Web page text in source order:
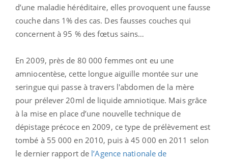
d’une maladie héréditaire, elles provoquent une fausse
couche dans 1% des cas. Des fausses couches qui
concernent à 95 % des fœtus sains…
En 2009, près de 80 000 femmes ont eu une
amniocentèse, cette longue aiguille montée sur une
seringue qui passe à travers l'abdomen de la mère
pour prélever 20ml de liquide amniotique. Mais grâce
à la mise en place d’une nouvelle technique de
dépistage précoce en 2009, ce type de prélèvement est
tombé à 55 000 en 2010, puis à 45 000 en 2011 selon
le dernier rapport de l’Agence nationale de